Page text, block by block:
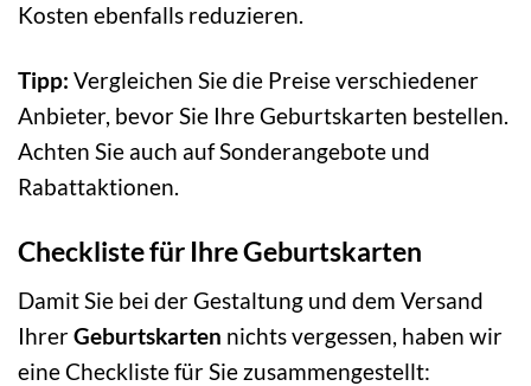
Kosten ebenfalls reduzieren.
Tipp: Vergleichen Sie die Preise verschiedener
Anbieter, bevor Sie Ihre Geburtskarten bestellen.
Achten Sie auch auf Sonderangebote und
Rabattaktionen.
Checkliste für Ihre Geburtskarten
Damit Sie bei der Gestaltung und dem Versand
IhrerGeburtskarten nichts vergessen, haben wir
eine Checkliste für Sie zusammengestellt: